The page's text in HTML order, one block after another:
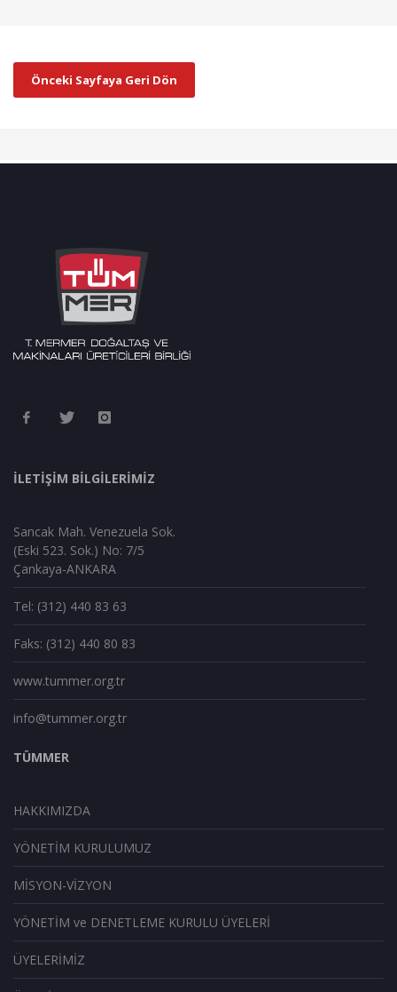
İLETİŞİM BİLGİLERİMİZ
Sancak Mah. Venezuela Sok.
(Eski 523. Sok.) No: 7/5
Çankaya-ANKARA
Tel: (312) 440 83 63
Faks: (312) 440 80 83
www.tummer.org.tr
info@tummer.org.tr
TÜMMER
HAKKIMIZDA
YÖNETİM KURULUMUZ
MİSYON-VİZYON
YÖNETİM ve DENETLEME KURULU ÜYELERİ
ÜYELERİMİZ